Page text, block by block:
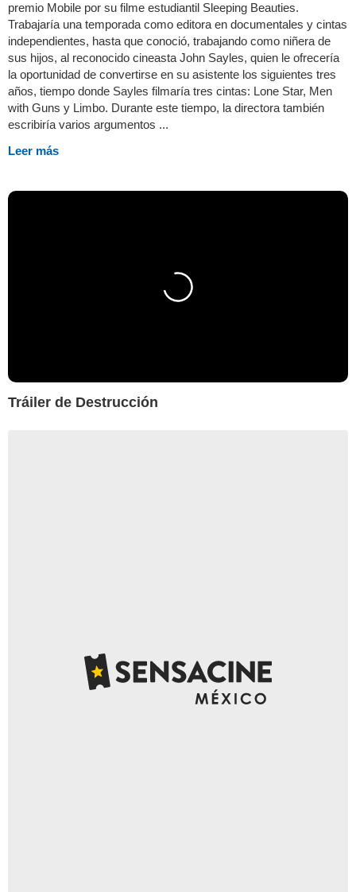
premio Mobile por su filme estudiantil Sleeping Beauties.
Trabajaría una temporada como editora en documentales y cintas
independientes, hasta que conoció, trabajando como niñera de
sus hijos, al reconocido cineasta John Sayles, quien le ofrecería
la oportunidad de convertirse en su asistente los siguientes tres
años, tiempo donde Sayles filmaría tres cintas: Lone Star, Men
with Guns y Limbo. Durante este tiempo, la directora también
escribiría varios argumentos ...
Leer más
Tráiler de Destrucción